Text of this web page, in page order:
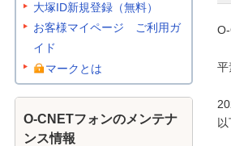
平
大塚ID新規登録（無料）
お客様マイページ ご利用ガ
イド
マークとは
O-CNETフォンのメンテナ
ンス情報